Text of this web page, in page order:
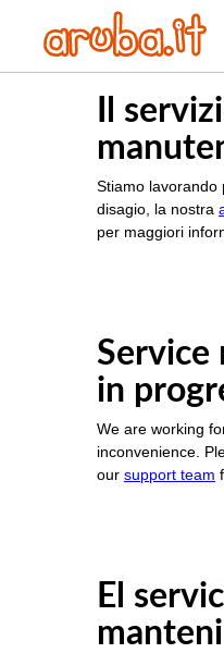
Il
Stiamo lavorando
disagio, la nostra
per maggiori
Service
in
We are working
inconvenience.
our support team
El